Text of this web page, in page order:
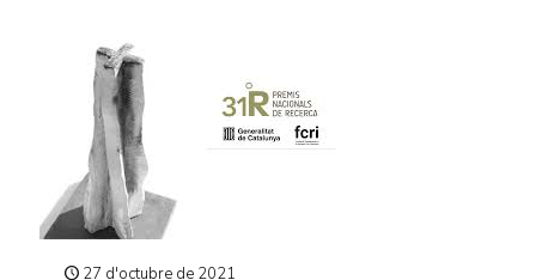
27 d'octubre de 2021